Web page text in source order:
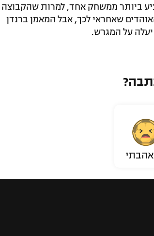
ביותר ממשחק אחד, למרות שהקבוצה
שאחראי לכך, אבל המאמן ברנדן
על המגרש.